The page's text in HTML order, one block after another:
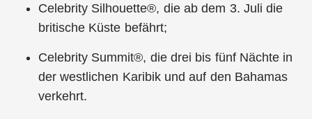
Celebrity Silhouette®, die ab dem 3. Juli die
britische Küste befährt;
Celebrity Summit®, die drei bis fünf Nächte in
der westlichen Karibik und auf den Bahamas
verkehrt.